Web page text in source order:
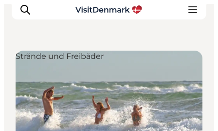
Inspiration
Regionen
Erlebnisse
Unterkünfte
Strände und Freibäder